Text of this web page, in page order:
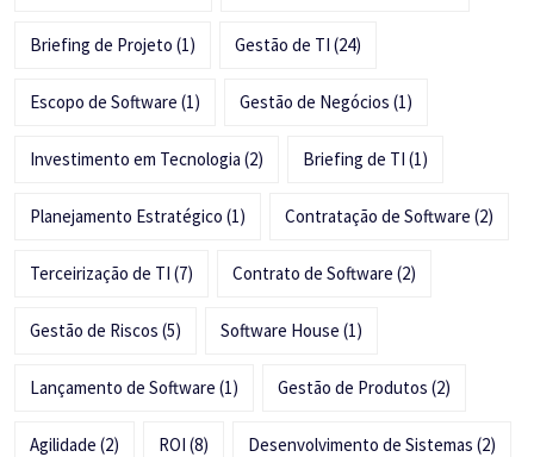
Briefing de Projeto (1) Gestão de TI (24)
Escopo de Software (1) Gestão de Negócios (1)
Investimento em Tecnologia (2) Briefing de TI (1)
Planejamento Estratégico (1) Contratação de Software (2)
Terceirização de TI (7) Contrato de Software (2)
Gestão de Riscos (5) Software House (1)
Lançamento de Software (1) Gestão de Produtos (2)
Agilidade (2) ROI (8) Desenvolvimento de Sistemas (2)